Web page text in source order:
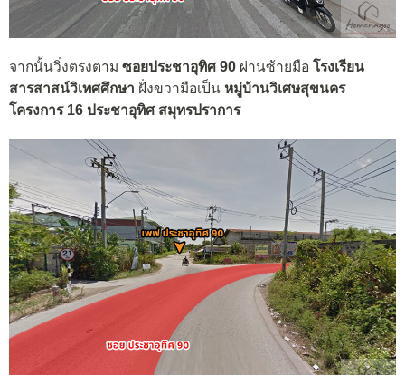
จากนั้นวิ่งตรงตาม ซอยประชาอุทิศ 90 ผ่านซ้ายมือ โรงเรียน
สารสาสน์วิเทศศึกษา ฝั่งขวามือเป็น หมู่บ้านวิเศษสุขนคร
โครงการ 16 ประชาอุทิศ สมุทรปราการ